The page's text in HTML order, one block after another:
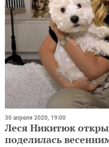
30 апреля 2020, 19:00
Леся Никитюк
поделилась